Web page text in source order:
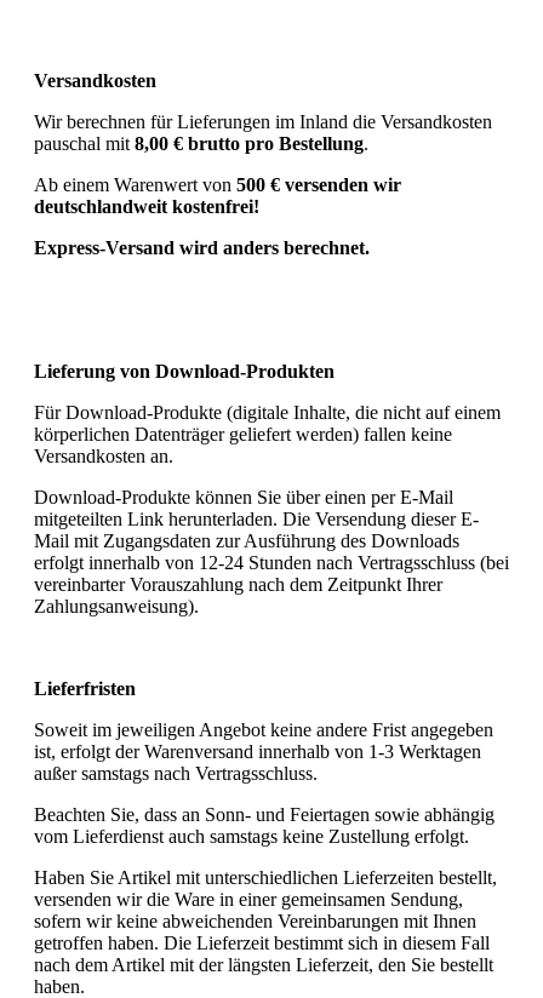
Versandkosten
Wir berechnen für Lieferungen im Inland die Versandkosten
pauschal mit 8,00 € brutto pro Bestellung.
Ab einem Warenwert von 500 € versenden wir
deutschlandweit kostenfrei!
Express-Versand wird anders berechnet.
Lieferung von Download-Produkten
Für Download-Produkte (digitale Inhalte, die nicht auf einem
körperlichen Datenträger geliefert werden) fallen keine
Versandkosten an.
Download-Produkte können Sie über einen per E-Mail
mitgeteilten Link herunterladen. Die Versendung dieser E-
Mail mit Zugangsdaten zur Ausführung des Downloads
erfolgt innerhalb von 12-24 Stunden nach Vertragsschluss (bei
vereinbarter Vorauszahlung nach dem Zeitpunkt Ihrer
Zahlungsanweisung).
Lieferfristen
Soweit im jeweiligen Angebot keine andere Frist angegeben
ist, erfolgt der Warenversand innerhalb von 1-3 Werktagen
außer samstags nach Vertragsschluss.
Beachten Sie, dass an Sonn- und Feiertagen sowie abhängig
vom Lieferdienst auch samstags keine Zustellung erfolgt.
Haben Sie Artikel mit unterschiedlichen Lieferzeiten bestellt,
versenden wir die Ware in einer gemeinsamen Sendung,
sofern wir keine abweichenden Vereinbarungen mit Ihnen
getroffen haben. Die Lieferzeit bestimmt sich in diesem Fall
nach dem Artikel mit der längsten Lieferzeit, den Sie bestellt
haben.